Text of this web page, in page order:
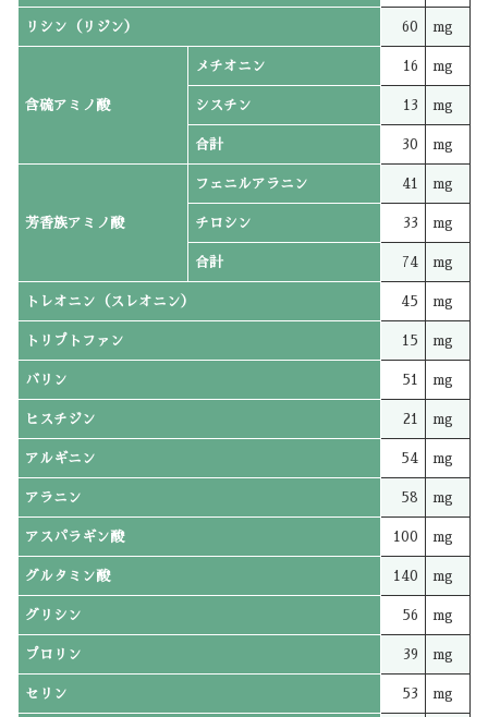
リシン（リジン） 60 mg
含硫アミノ酸
メチオニン 16 mg
シスチン 13 mg
合計 30 mg
芳香族アミノ酸
フェニルアラニン 41 mg
チロシン 33 mg
合計 74 mg
トレオニン（スレオニン） 45 mg
トリプトファン 15 mg
バリン 51 mg
ヒスチジン 21 mg
アルギニン 54 mg
アラニン 58 mg
アスパラギン酸 100 mg
グルタミン酸 140 mg
グリシン 56 mg
プロリン 39 mg
セリン 53 mg